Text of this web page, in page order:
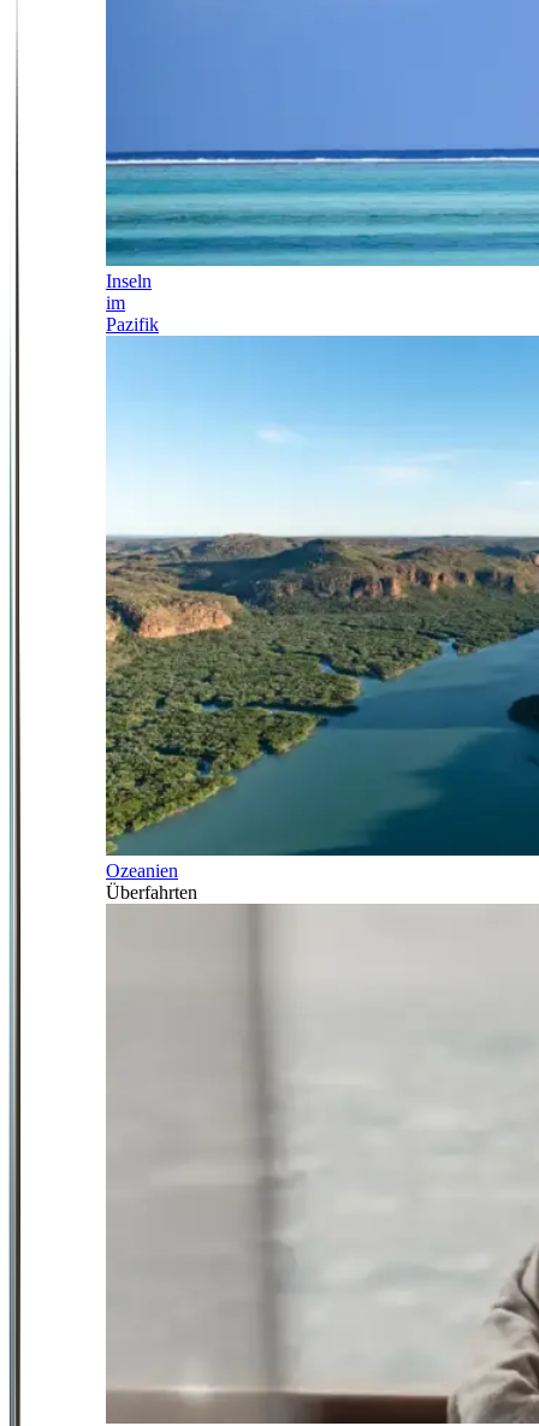
Inseln
im
Pazifik
Ozeanien
Überfahrten